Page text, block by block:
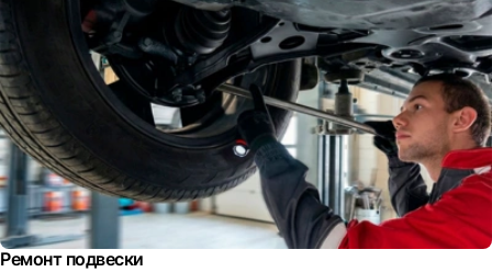
Ремонт подвески